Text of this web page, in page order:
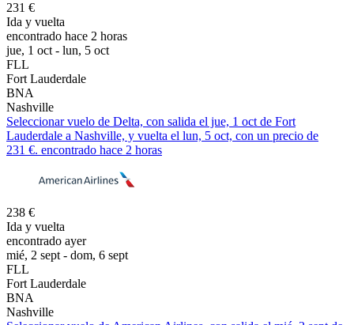
231 €
Ida y vuelta
encontrado hace 2 horas
jue, 1 oct - lun, 5 oct
FLL
Fort Lauderdale
BNA
Nashville
Seleccionar vuelo de Delta, con salida el jue, 1 oct de Fort
Lauderdale a Nashville, y vuelta el lun, 5 oct, con un precio de
231 €. encontrado hace 2 horas
238 €
Ida y vuelta
encontrado ayer
mié, 2 sept - dom, 6 sept
FLL
Fort Lauderdale
BNA
Nashville